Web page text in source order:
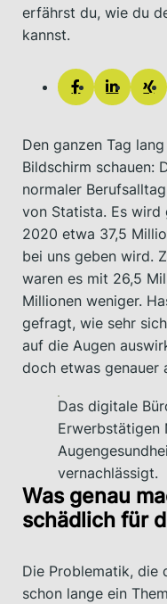
erfährst du, wie du
kannst.
Den ganzen Tag
Bildschirm schauen:
normaler
von Statista. Es wird
2020 etwa 37,5
bei uns geben wird.
waren es mit 26,5
Millionen weniger.
gefragt, wie sehr
auf die Augen
doch etwas genauer
Das digitale
Erwerbstätigen
vernachlässigt.
Was genau
schädlich für
Die Problematik, die
schon lange ein